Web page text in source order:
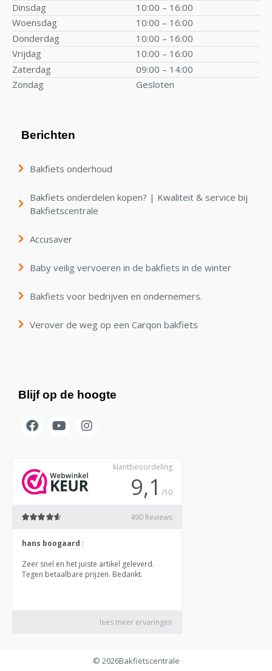
Dinsdag
10:00 – 16:00
Woensdag
10:00 – 16:00
Donderdag
10:00 – 16:00
Vrijdag
10:00 – 16:00
Zaterdag
09:00 – 14:00
Zondag
Gesloten
Berichten
Bakfiets onderhoud
Bakfiets onderdelen kopen? | Kwaliteit & service bij
Bakfietscentrale
Accusaver
Baby veilig vervoeren in de bakfiets in de winter
Bakfiets voor bedrijven en ondernemers.
Verover de weg op een Carqon bakfiets
Blijf op de hoogte
© 2026Bakfietscentrale